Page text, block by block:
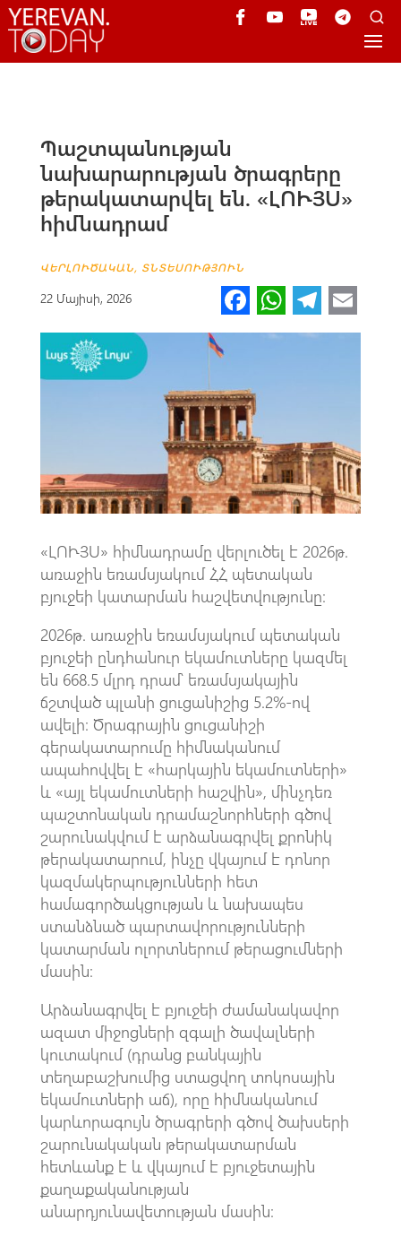
Պաշտպանության
նախարարության ծրագրերը
թերակատարվել են. «ԼՈՒՅՍ»
հիմնադրամ
ՎԵՐԼՈՒԾԱԿԱՆ, ՏՆՏԵՍՈՒԹՅՈՒՆ
22 Մայիսի, 2026 Fa
ce
o
o
k
W
h
p
p
Te
le m
«ԼՈՒՅՍ» հիմնադրամը վերլուծել է 2026թ.
առաջին եռամսյակում ՀՀ պետական
բյուջեի կատարման հաշվետվությունը։
2026թ. առաջին եռամսյակում պետական
բյուջեի ընդհանուր եկամուտները կազմել
են 668.5 մլրդ դրամ՝ եռամսյակային
ճշտված պլանի ցուցանիշից 5.2%-ով
ավելի։ Ծրագրային ցուցանիշի
գերակատարումը հիմնականում
ապահովվել է «հարկային եկամուտների»
և «այլ եկամուտների հաշվին», մինչդեռ
պաշտոնական դրամաշնորհների գծով
շարունակվում է արձանագրվել քրոնիկ
թերակատարում, ինչը վկայում է դոնոր
կազմակերպությունների հետ
համագործակցության և նախապես
ստանձնած պարտավորությունների
կատարման ոլորտներում թերացումների
մասին։
Արձանագրվել է բյուջեի ժամանակավոր
ազատ միջոցների զգալի ծավալների
կուտակում (դրանց բանկային
տեղաբաշխումից ստացվող տոկոսային
եկամուտների աճ), որը հիմնականում
կարևորագույն ծրագրերի գծով ծախսերի
շարունակական թերակատարման
հետևանք է և վկայում է բյուջետային
քաղաքականության
անարդյունավետության մասին։